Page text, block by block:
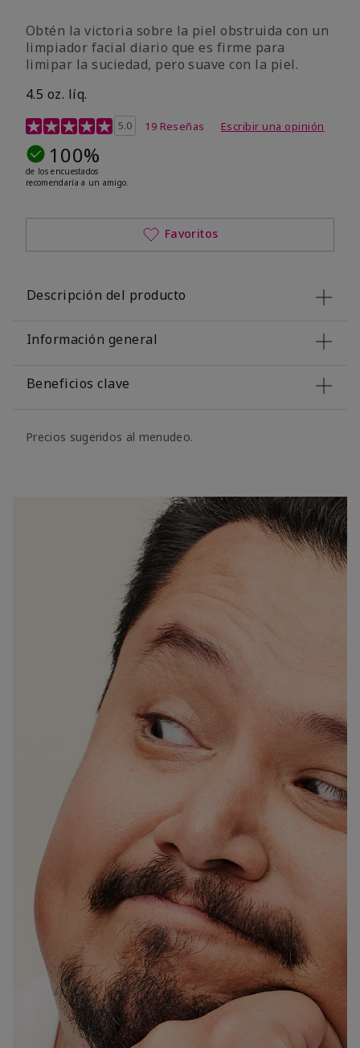
Obtén la victoria sobre la piel obstruida con un
limpiador facial diario que es firme para
limipar la suciedad, pero suave con la piel.
4.5 oz. líq.
Calificación de clientes de 5 de 5
5.0 19 Reseñas Escribir una opinión
100%
de los encuestados
recomendaría a un amigo.
Favoritos
Descripción del producto
Información general
Beneficios clave
Precios sugeridos al menudeo.